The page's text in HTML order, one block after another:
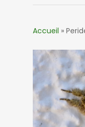
Accueil »